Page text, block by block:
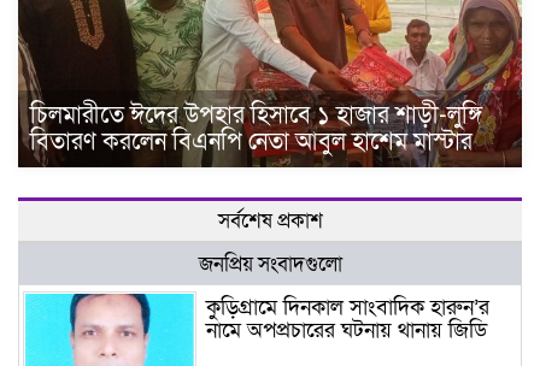
চিলমারীতে ঈদের উপহার হিসাবে ১ হাজার শাড়ী-লুঙ্গি
বিতারণ করলেন বিএনপি নেতা আবুল হাশেম মাস্টার
সর্বশেষ প্রকাশ
জনপ্রিয় সংবাদগুলো
কুড়িগ্রামে দিনকাল সাংবাদিক হারুন’র
নামে অপপ্রচারের ঘটনায় থানায় জিডি